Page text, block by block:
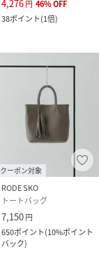
4,276円 46%OFF
38ポイント(1倍)
クーポン対象
RODE SKO
トートバッグ
7,150円
650ポイント(10%ポイント
バック)